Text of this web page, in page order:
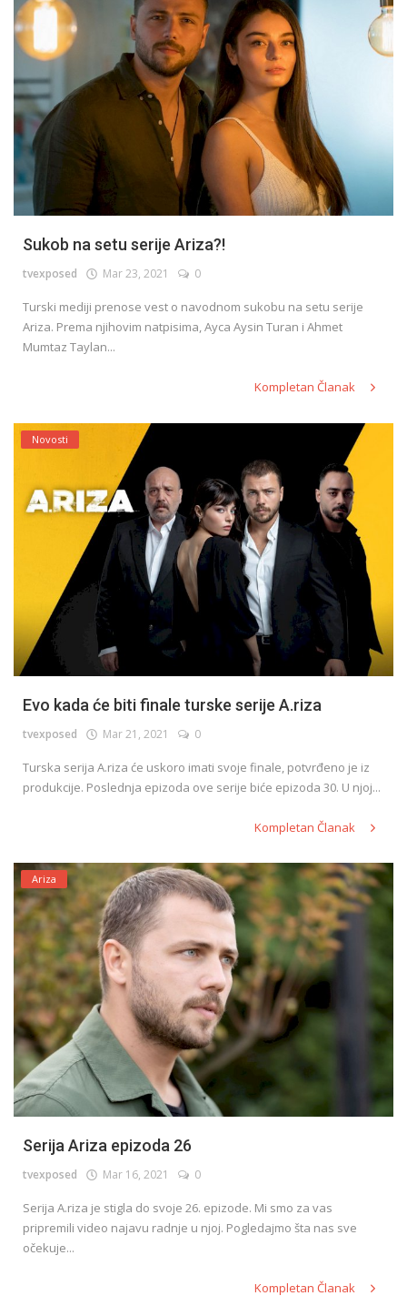
Sukob na setu serije Ariza?!
tvexposed Mar 23, 2021 0
Turski mediji prenose vest o navodnom sukobu na setu serije
Ariza. Prema njihovim natpisima, Ayca Aysin Turan i Ahmet
Mumtaz Taylan...
Kompletan Članak
Novosti
Evo kada će biti finale turske serije A.riza
tvexposed Mar 21, 2021 0
Turska serija A.riza će uskoro imati svoje finale, potvrđeno je iz
produkcije. Poslednja epizoda ove serije biće epizoda 30. U njoj...
Kompletan Članak
Ariza
Serija Ariza epizoda 26
tvexposed Mar 16, 2021 0
Serija A.riza je stigla do svoje 26. epizode. Mi smo za vas
pripremili video najavu radnje u njoj. Pogledajmo šta nas sve
očekuje...
Kompletan Članak